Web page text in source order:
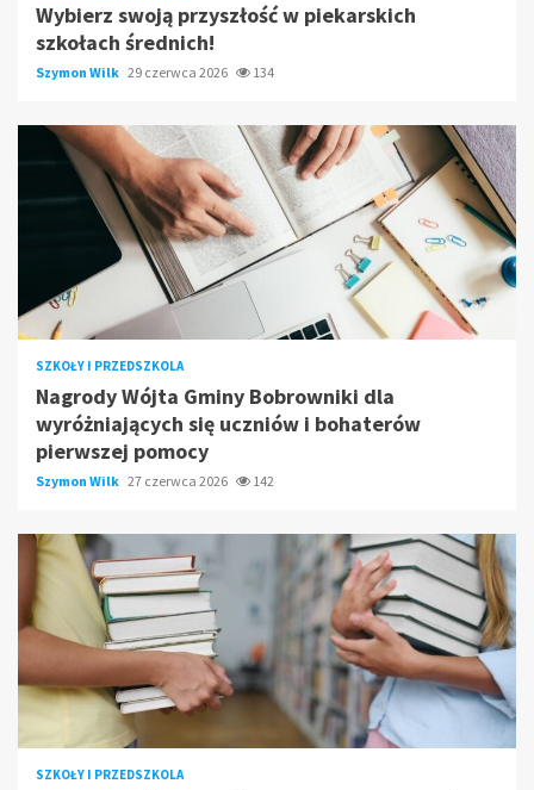
Wybierz swoją przyszłość w piekarskich
szkołach średnich!
Szymon Wilk 29 czerwca 2026 134
SZKOŁY I PRZEDSZKOLA
Nagrody Wójta Gminy Bobrowniki dla
wyróżniających się uczniów i bohaterów
pierwszej pomocy
Szymon Wilk 27 czerwca 2026 142
SZKOŁY I PRZEDSZKOLA